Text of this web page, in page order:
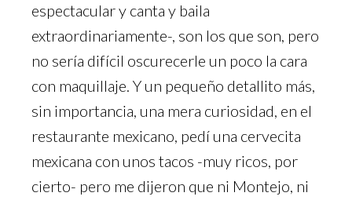
espectacular y canta y baila
extraordinariamente-, son los que son, pero
no sería difícil oscurecerle un poco la cara
con maquillaje. Y un pequeño detallito más,
sin importancia, una mera curiosidad, en el
restaurante mexicano, pedí una cervecita
mexicana con unos tacos -muy ricos, por
cierto- pero me dijeron que ni Montejo, ni